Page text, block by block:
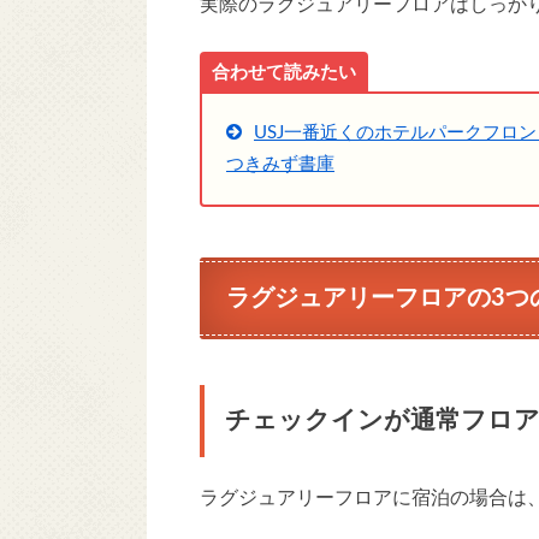
実際のラグジュアリーフロアはしっか
合わせて読みたい
USJ一番近くのホテルパークフロ
つきみず書庫
ラグジュアリーフロアの3つ
チェックインが通常フロ
ラグジュアリーフロアに宿泊の場合は